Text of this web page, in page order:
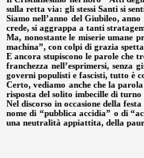
sulla retta via: gli stessi Santi si
Siamo nell’anno del Giubileo,
crede, si aggrappa a tanti
Ma, nonostante le miserie umane
machina”, con colpi di grazia
E ancora stupiscono le parole che
franchezza nell’esprimersi,
governi populisti e fascisti, tutto è
Certo, vediamo anche che la
risposta del solito imbecille di
Nel discorso in occasione della
nome di “pubblica accidia” o di
una neutralità appiattita, della